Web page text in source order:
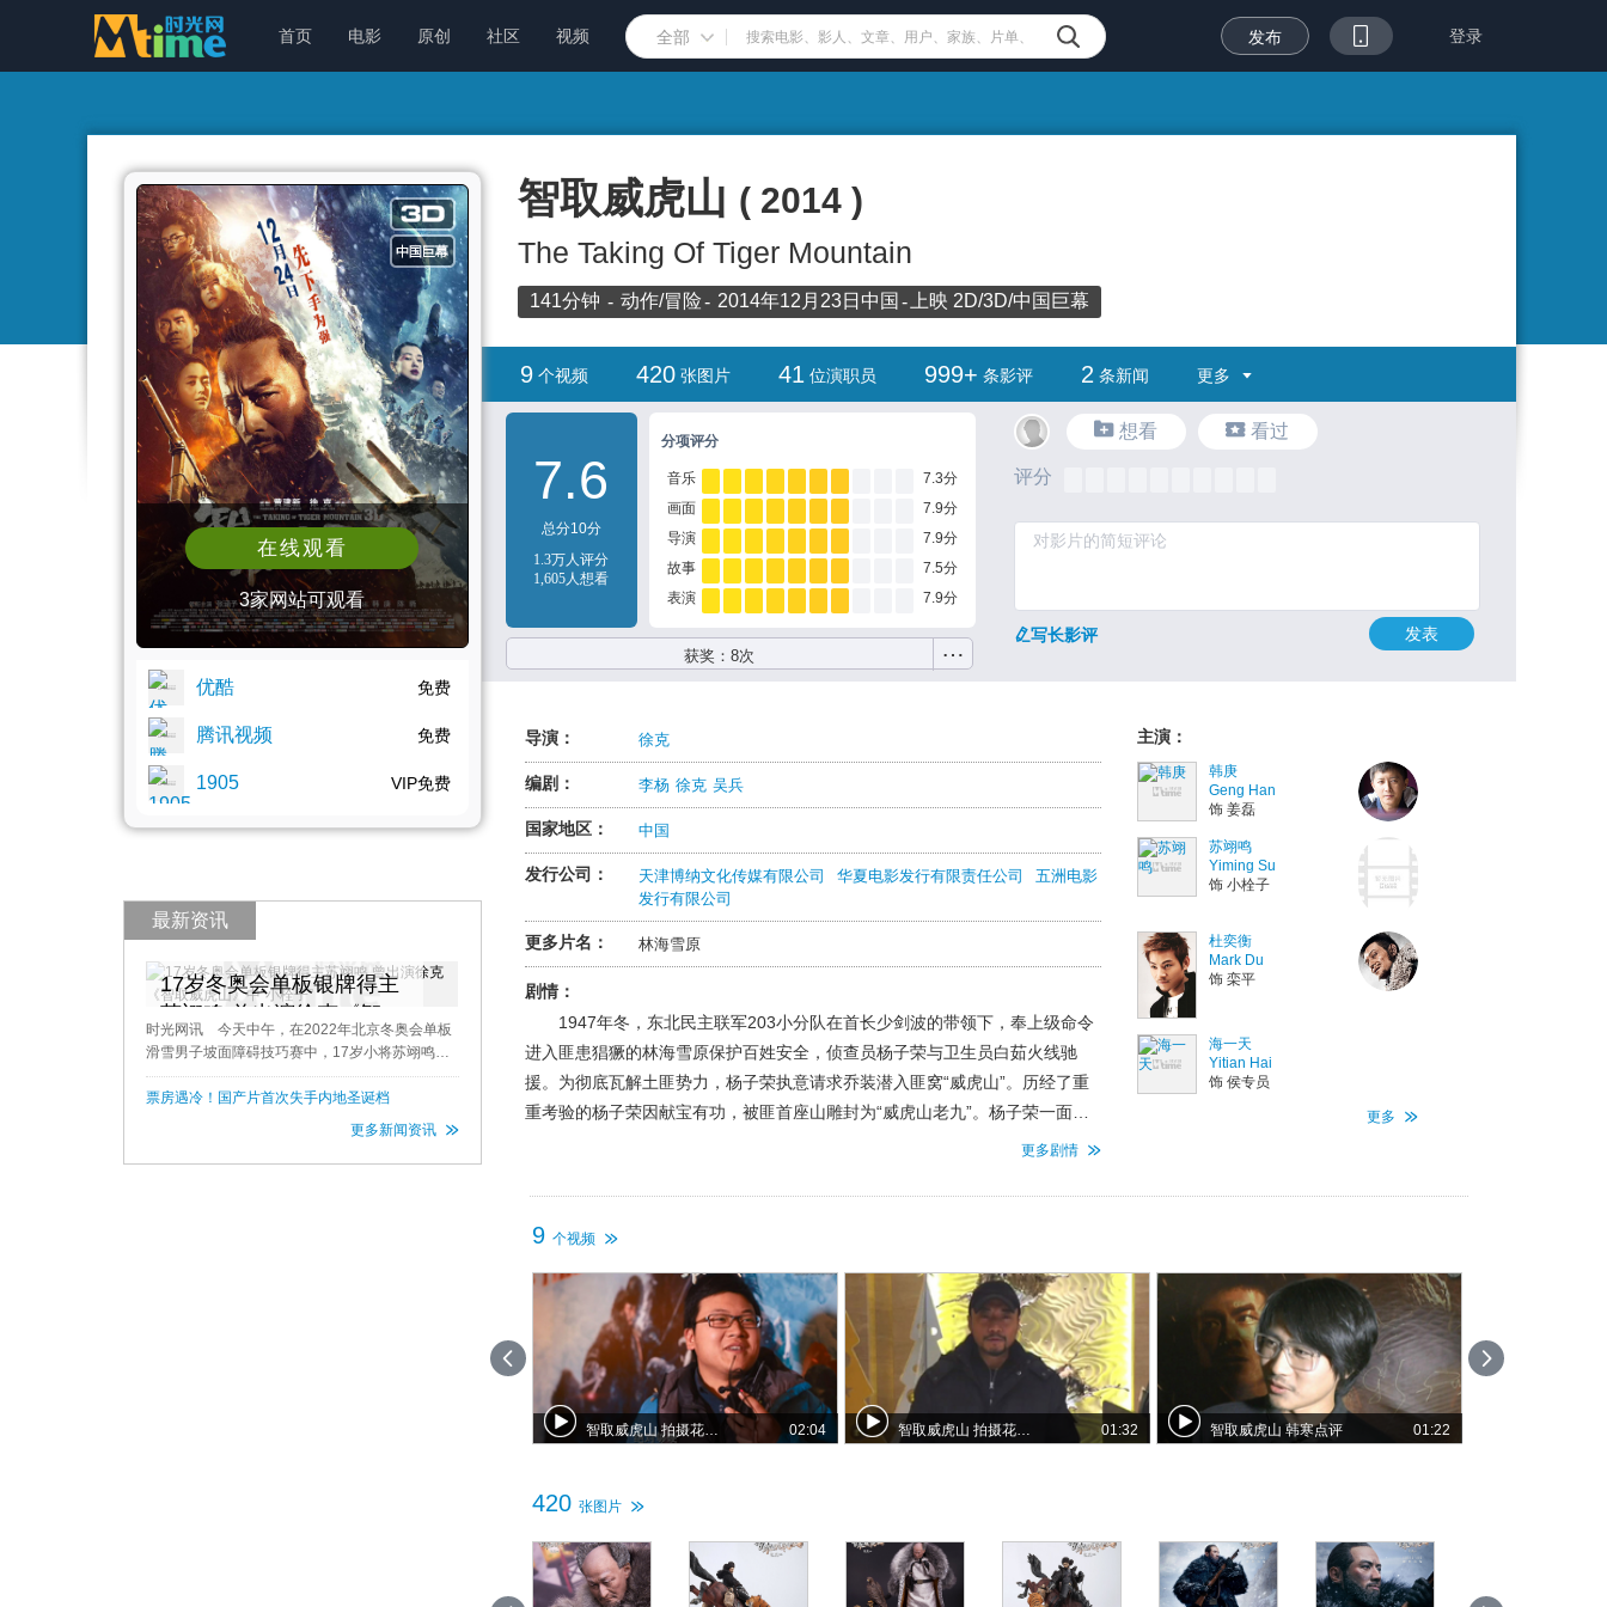
首页 电影 原创 社区 视频 全部 发布 登录
在线观看
3家网站可观看
免费
优酷
免费
腾讯视频
VIP免费
1905
最新资讯
17岁冬奥会单板银牌得主
苏翊鸣 曾出演徐克《智取
威虎山》中“小栓子”
时光网讯 今天中午，在2022年北京冬奥会单板
滑雪男子坡面障碍技巧赛中，17岁小将苏翊鸣获
得了奥运银牌（大跳台项目获得金牌），也为中
国队在单板项目上实现了历史性突破。 在成
票房遇冷！国产片首次失手内地圣诞档
更多新闻资讯
智取威虎山 ( 2014)
The Taking Of Tiger Mountain
141分钟 动作/冒险 2014年12月23日 中国 上映 2D/3D/中国巨幕
9个视频 420张图片 41 位演职员 999+ 条影评 2 条新闻 更多
7.6
总分10分
1.3万人评分
1,605人想看
分项评分
音乐
7.3分
画面
7.9分
导演
7.9分
故事
7.5分
表演
7.9分
…
获奖：8次
想看 看过
评分
写长影评 发表
导演： 徐克
编剧： 李杨 徐克 吴兵
国家地区： 中国
发行公司： 天津博纳文化传媒有限公司 华夏电影发行有限责任公司
五洲电影
发行有限公司
更多片名： 林海雪原
剧情：
1947年冬，东北民主联军203小分队在首长少剑波的带领下，奉上级命令
进入匪患猖獗的林海雪原保护百姓安全，侦查员杨子荣与卫生员白茹火线驰
援。为彻底瓦解土匪势力，杨子荣执意请求乔装潜入匪窝“威虎山”。历经了重
重考验的杨子荣因献宝有功，被匪首座山雕封为“威虎山老九”。杨子荣一面与
八大金刚周旋，一面涉险为山下战友传出情报，而山寨中的一名神秘女子却屡
现在威虎寨中与杨子荣当面对质……座山雕寿辰“百鸡宴”上，杨子荣与203小分
队的战友们迎来了剿匪收网的最佳时机，一场鏖战在所难免……
更多剧情
主演：
韩庚
Geng Han
饰 姜磊
苏翊鸣
Yiming Su
饰 小栓子
杜奕衡
Mark Du
饰 栾平
海一天
Yitian Hai
饰 侯专员
更多
9 个视频
02:04
智取威虎山 拍摄花絮之口碑视频 01:32
智取威虎山 拍摄花絮之张涵予佟丽娅庆功VCR 01:22
智取威虎山 韩寒点评
420 张图片